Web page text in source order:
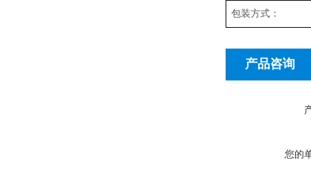
包装方式：
产品咨询
您的